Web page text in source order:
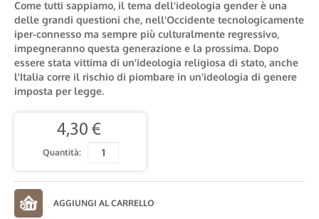
Come tutti sappiamo, il tema dell'ideologia gender è una
delle grandi questioni che, nell'Occidente tecnologicamente
iper-connesso ma sempre più culturalmente regressivo,
impegneranno questa generazione e la prossima. Dopo
essere stata vittima di un'ideologia religiosa di stato, anche
l'Italia corre il rischio di piombare in un'ideologia di genere
imposta per legge.
4,30 €
Quantità: